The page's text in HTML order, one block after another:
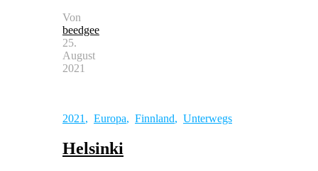
Von
beedgee
25.
August
2021
2021 , Europa, Finnland, Unterwegs
Helsinki